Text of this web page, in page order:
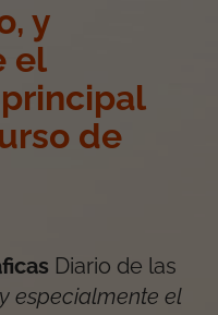
y
el
de
Diario de las
especialmente el